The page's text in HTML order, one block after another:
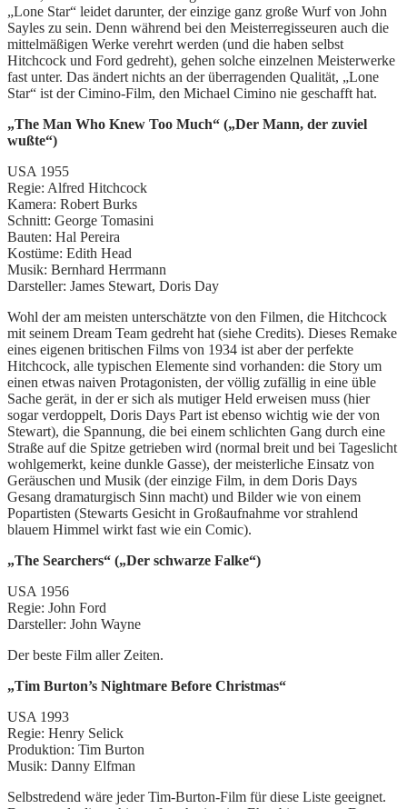
„Lone Star“ leidet darunter, der einzige ganz große Wurf von John
Sayles zu sein. Denn während bei den Meisterregisseuren auch die
mittelmäßigen Werke verehrt werden (und die haben selbst
Hitchcock und Ford gedreht), gehen solche einzelnen Meisterwerke
fast unter. Das ändert nichts an der überragenden Qualität, „Lone
Star“ ist der Cimino-Film, den Michael Cimino nie geschafft hat.
„The Man Who Knew Too Much“ („Der Mann, der zuviel
wußte“)
USA 1955
Regie: Alfred Hitchcock
Kamera: Robert Burks
Schnitt: George Tomasini
Bauten: Hal Pereira
Kostüme: Edith Head
Musik: Bernhard Herrmann
Darsteller: James Stewart, Doris Day
Wohl der am meisten unterschätzte von den Filmen, die Hitchcock
mit seinem Dream Team gedreht hat (siehe Credits). Dieses Remake
eines eigenen britischen Films von 1934 ist aber der perfekte
Hitchcock, alle typischen Elemente sind vorhanden: die Story um
einen etwas naiven Protagonisten, der völlig zufällig in eine üble
Sache gerät, in der er sich als mutiger Held erweisen muss (hier
sogar verdoppelt, Doris Days Part ist ebenso wichtig wie der von
Stewart), die Spannung, die bei einem schlichten Gang durch eine
Straße auf die Spitze getrieben wird (normal breit und bei Tageslicht
wohlgemerkt, keine dunkle Gasse), der meisterliche Einsatz von
Geräuschen und Musik (der einzige Film, in dem Doris Days
Gesang dramaturgisch Sinn macht) und Bilder wie von einem
Popartisten (Stewarts Gesicht in Großaufnahme vor strahlend
blauem Himmel wirkt fast wie ein Comic).
„The Searchers“ („Der schwarze Falke“)
USA 1956
Regie: John Ford
Darsteller: John Wayne
Der beste Film aller Zeiten.
„Tim Burton’s Nightmare Before Christmas“
USA 1993
Regie: Henry Selick
Produktion: Tim Burton
Musik: Danny Elfman
Selbstredend wäre jeder Tim-Burton-Film für diese Liste geeignet.